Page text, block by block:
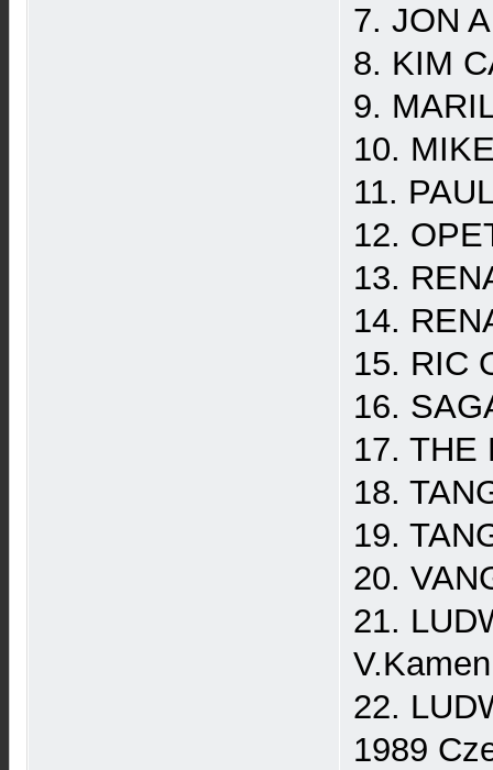
7. JON
8. KIM
9.
10.
11.
12.
13.
14.
15. RIC
16.
17. THE
18.
19.
20.
21.
22.
1989